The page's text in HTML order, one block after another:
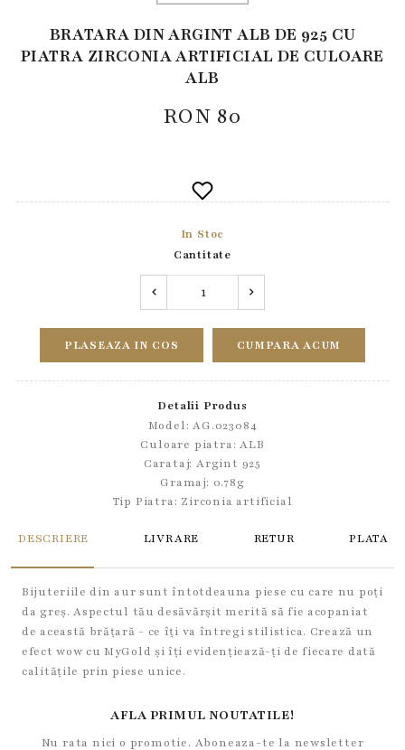
BRATARA DIN ARGINT ALB DE 925 CU
PIATRA ZIRCONIA ARTIFICIAL DE CULOARE
ALB
RON 80
In Stoc
Cantitate
PLASEAZA IN COS CUMPARA ACUM
Detalii Produs
Model: AG.023084
Culoare piatra: ALB
Carataj: Argint 925
Gramaj: 0.78g
Tip Piatra: Zirconia artificial
DESCRIERE LIVRARE RETUR PLATA
Bijuteriile din aur sunt întotdeauna piese cu care nu poți
da greș. Aspectul tău desăvărșit merită să fie acopaniat
de această brățară - ce îți va întregi stilistica. Crează un
efect wow cu MyGold și îți evidențiează-ți de fiecare dată
calitățile prin piese unice.
AFLA PRIMUL NOUTATILE!
Nu rata nici o promotie. Aboneaza-te la newsletter